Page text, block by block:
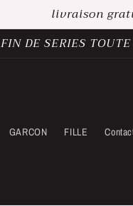
livraison
FIN DE SERIES
GARCON FILLE